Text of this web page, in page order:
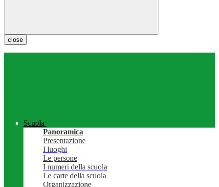
close
Scuola
Panoramica
Presentazione
I luoghi
Le persone
I numeri della scuola
Le carte della scuola
Organizzazione